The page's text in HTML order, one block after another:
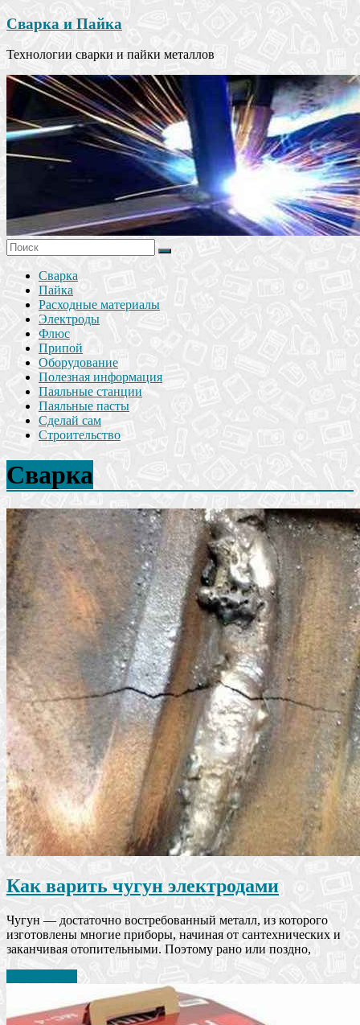
Сварка и Пайка
Технологии сварки и пайки металлов
Сварка
Пайка
Расходные материалы
Электроды
Флюс
Припой
Оборудование
Полезная информация
Паяльные станции
Паяльные пасты
Сделай сам
Строительство
Сварка
Как варить чугун электродами
Чугун — достаточно востребованный металл, из которого
изготовлены многие приборы, начиная от сантехнических и
заканчивая отопительными. Поэтому рано или поздно,